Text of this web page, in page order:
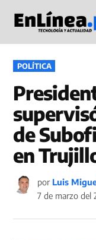
contenido
PUBLICADO
EN
POLÍTICA
de
en
por Luis
7 de marzo del